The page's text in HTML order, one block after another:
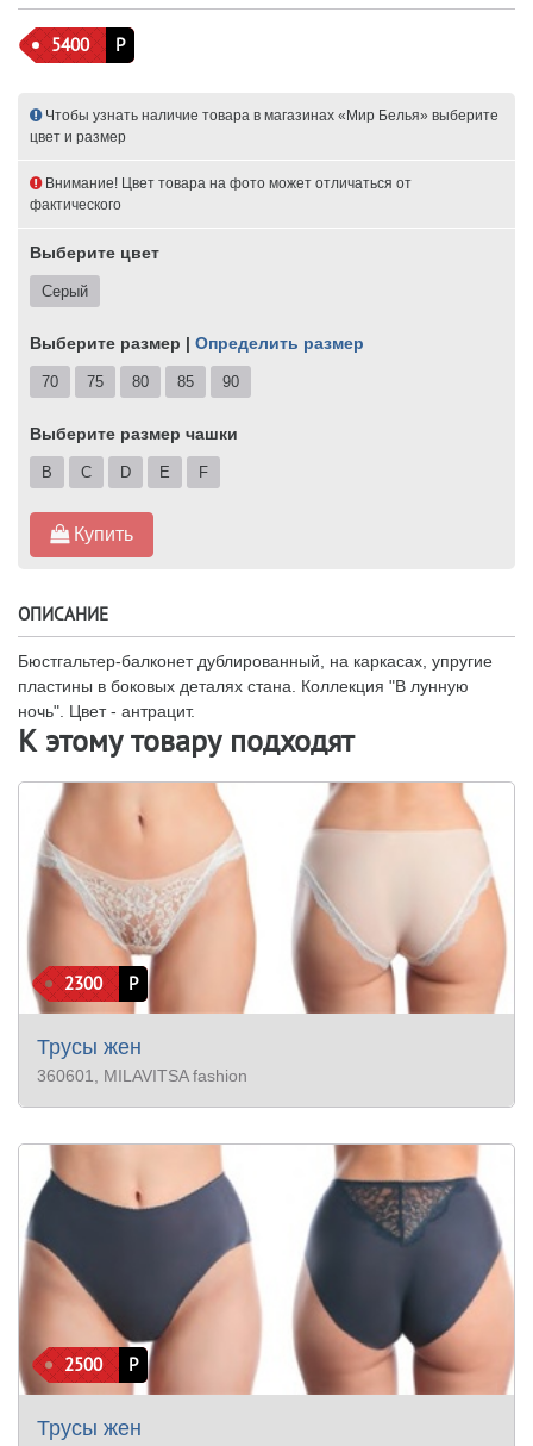
5400 Р
Чтобы узнать наличие товара в магазинах «Мир Белья» выберите
цвет и размер
Внимание! Цвет товара на фото может отличаться от
фактического
Выберите цвет
Серый
Выберите размер | Определить размер
70 75 80 85 90
Выберите размер чашки
B C D E F
Купить
ОПИСАНИЕ
Бюстгальтер-балконет дублированный, на каркасах, упругие
пластины в боковых деталях стана. Коллекция "В лунную
ночь". Цвет - антрацит.
К этому товару подходят
2300 Р
Трусы жен
360601 , MILAVITSA fashion
2500 Р
Трусы жен